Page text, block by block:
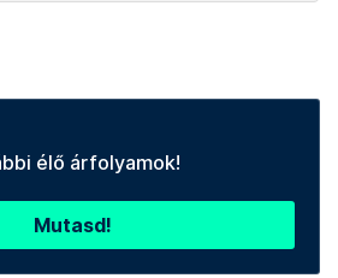
élő árfolyamok!
Mutasd!